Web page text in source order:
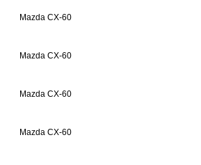
Mazda CX-60
Mazda CX-60
Mazda CX-60
Mazda CX-60